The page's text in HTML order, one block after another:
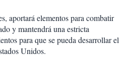
aportará elementos para combatir
y mantendrá una estricta
para que se pueda desarrollar el
Unidos.